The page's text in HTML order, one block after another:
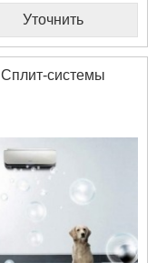
Уточнить
Сплит-системы